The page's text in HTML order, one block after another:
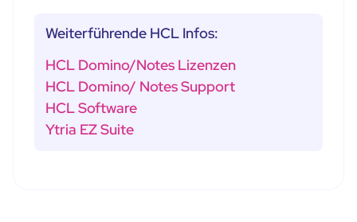
Weiterführende HCL Infos:
HCL Domino/Notes Lizenzen
HCL Domino/ Notes Support
HCL Software
Ytria EZ Suite